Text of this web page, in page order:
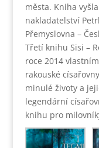
města. Kniha
nakladatelství
Přemyslovna –
Třetí knihu Sisi –
roce 2014
rakouské
minulé životy a
legendární
knihu pro